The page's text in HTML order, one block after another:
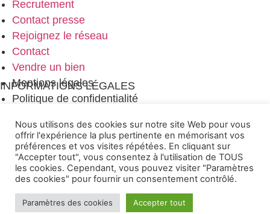
Recrutement
Contact presse
Rejoignez le réseau
Contact
Vendre un bien
INFORMATIONS LÉGALES
Mentions légales
Politique de confidentialité
Mentions légales
Politique de confidentialité
Plan du site
Twitter
Instagram
Linkedin
Nous utilisons des cookies sur notre site Web pour vous
offrir l'expérience la plus pertinente en mémorisant vos
préférences et vos visites répétées. En cliquant sur
"Accepter tout", vous consentez à l'utilisation de TOUS
les cookies. Cependant, vous pouvez visiter "Paramètres
des cookies" pour fournir un consentement contrôlé.
Paramètres des cookies Accepter tout